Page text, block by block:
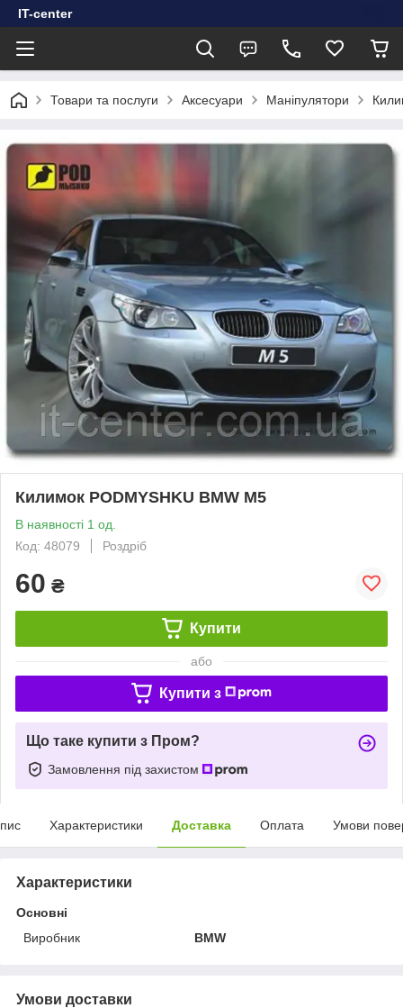
IT-center
Товари та послуги Аксесуари Маніпулятори
Килимок PODMYSHKU BMW M5
В наявності 1 од.
Код: 48079
Роздріб
60 ₴
Купити
або
Купити з
Що таке купити з Пром?
Замовлення під захистом
Характеристики Доставка Оплата Умови
Характеристики
Основні
Виробник
BMW
Умови доставки